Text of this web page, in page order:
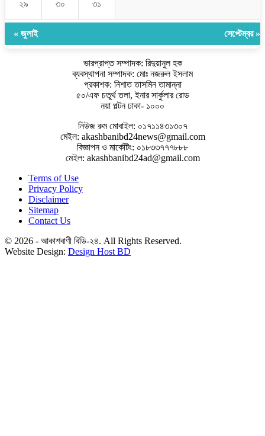
২৯ ৩০ ৩১
« জুলাই সেপ্টেম্বর »
ভারপ্রাপ্ত সম্পাদক: রিদুয়ানুল হক
ব্যবস্থাপনা সম্পাদক: মোঃ নজরুল ইসলাম
প্রকাশক: নিশাত তাসমিন তামান্না
৫০/এফ চতুর্থ তলা, ইনার সার্কুলার রোড
নয়া পল্টন ঢাকা- ১০০০
নিউজ রুম মোবাইল: ০১৭১১৪৩১৩০৭
মেইল: akashbanibd24news@gmail.com
বিজ্ঞাপন ও মার্কেটিং: ০১৮৩৩৭৭৭৮৮৮
মেইল: akashbanibd24ad@gmail.com
Terms of Use
Privacy Policy
Disclaimer
Sitemap
Contact Us
© 2026 - আকাশবাণী বিডি-২৪. All Rights Reserved.
Website Design: Design Host BD